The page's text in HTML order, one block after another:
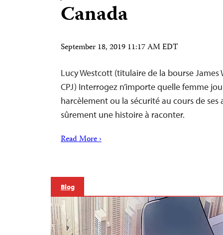
Canada
September 18, 2019 11:17 AM EDT
Lucy Westcott (titulaire de la bourse James
CPJ) Interrogez n’importe quelle femme
harcèlement ou la sécurité au cours de
sûrement une histoire à raconter.
Read More ›
Blog